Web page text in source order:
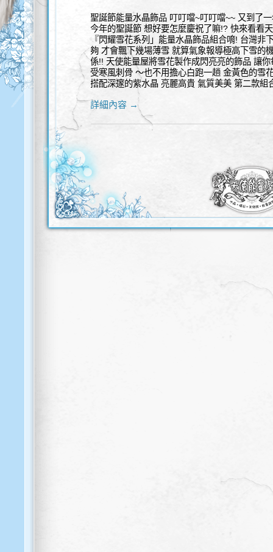
聖誕節能量水晶飾品 叮叮噹~叮叮噹~~ 又到了
今年的聖誕節 想好要怎麼慶祝了嘛!? 快來看看
『閃耀雪花系列」能量水晶飾品組合唷! 台灣非
夠 才會飄下幾場薄雪 就算氣象報導極高下雪的
係!! 天使能量屋將雪花製作成閃亮亮的飾品 讓
受寒風刺骨 ～也不用擔心白跑一趟 金黃色的雪
搭配深邃的紫水晶 亮麗高貴 氣質美美 第二款組
詳細內容 →